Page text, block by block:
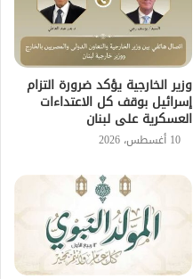
وزير الخارجية يؤكد ضرورة التزام
إسرائيل بوقف كل الاعتداءات
العسكرية على لبنان
10 أغسطس، 2026